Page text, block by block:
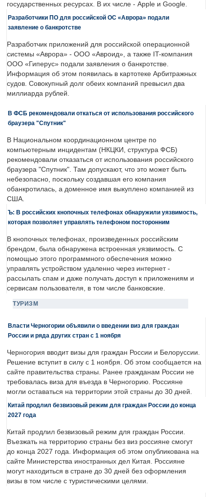
государственных ресурсах. В их числе - Apple и Google.
Разработчики ПО для российской ОС «Аврора» подали
заявление о банкротстве
Разработчик приложений для российской операционной
системы «Аврора» - ООО «Авроид», а также IT-компания
ООО «Гиперус» подали заявления о банкротстве.
Информация об этом появилась в картотеке Арбитражных
судов. Совокупный долг обеих компаний превысил два
миллиарда рублей.
В ФСБ рекомендовали откаться от использования российского
браузера "Спутник"
В Национальном координационном центре по
компьютерным инцидентам (НКЦКИ, структура ФСБ)
рекомендовали отказаться от использования российского
браузера "Спутник". Там допускают, что это может быть
небезопасно, поскольку создавшая его компания
обанкротилась, а доменное имя выкуплено компанией из
США.
Ъ: В российских кнопочных телефонах обнаружили уязвимость,
которая позволяет управлять телефоном посторонним
В кнопочных телефонах, произведенных российским
брендом, была обнаружена встроенная уязвимость. С
помощью этого программного обеспечения можно
управлять устройством удаленно через интернет -
рассылать спам и даже получать доступ к приложениям и
сервисам пользователя, в том числе банковские.
ТУРИЗМ
Власти Черногории объявили о введении виз для граждан
России и ряда других стран с 1 ноября
Черногория вводит визы для граждан России и Белоруссии.
Решение вступит в силу с 1 ноября. Об этом сообщается на
сайте правительства страны. Ранее гражданам России не
требовалась виза для въезда в Черногорию. Россияне
могли оставаться на территории этой страны до 30 дней.
Китай продлил безвизовый режим для граждан России до конца
2027 года
Китай продлил безвизовый режим для граждан России.
Въезжать на территорию страны без виз россияне смогут
до конца 2027 года. Информация об этом опубликована на
сайте Министерства иностранных дел Китая. Россияне
могут находиться в стране до 30 дней без оформления
визы в том числе с туристическими целями.